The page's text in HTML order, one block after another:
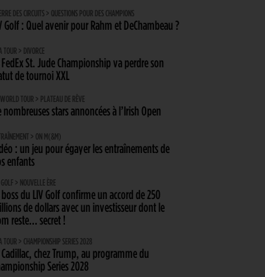
DES CIRCUITS > QUESTIONS POUR DES CHAMPIONS
Golf : Quel avenir pour Rahm et DeChambeau ?
TOUR > DIVORCE
FedEx St. Jude Championship va perdre son
de tournoi XXL
TOUR > PLATEAU DE RÊVE
nombreuses stars annoncées à l’Irish Open
> ON M(&M)
: un jeu pour égayer les entraînements de
enfants
GOLF > NOUVELLE ÈRE
boss du LIV Golf confirme un accord de 250
de dollars avec un investisseur dont le
reste… secret !
TOUR > CHAMPIONSHIP SERIES 2028
Cadillac, chez Trump, au programme du
Series 2028